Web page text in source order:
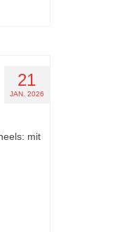
21
JAN. 2026
mit